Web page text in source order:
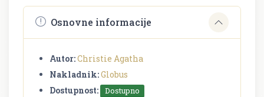
Osnovne informacije
Autor:Christie Agatha
Nakladnik:Globus
Dostupnost:
Dostupno